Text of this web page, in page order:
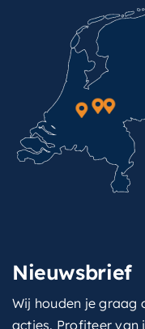
Nieuwsbrief
Wij houden je graag
acties. Profiteer van